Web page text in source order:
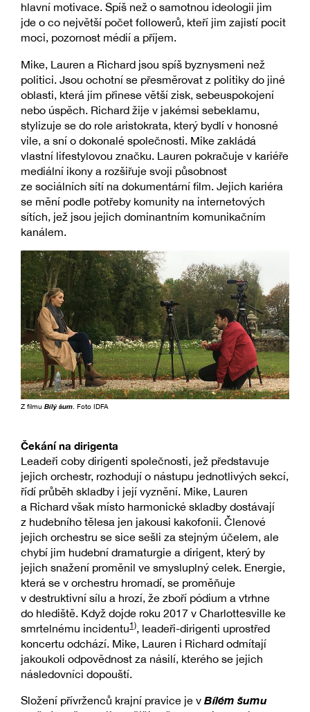
hlavní motivace. Spíš než o samotnou ideologii jim
jde o co největší počet followerů, kteří jim zajistí pocit
moci, pozornost médií a příjem.
Mike, Lauren a Richard jsou spíš byznysmeni než
politici. Jsou ochotní se přesměrovat z politiky do jiné
oblasti, která jim přinese větší zisk, sebeuspokojení
nebo úspěch. Richard žije v jakémsi sebeklamu,
stylizuje se do role aristokrata, který bydlí v honosné
vile, a sní o dokonalé společnosti. Mike zakládá
vlastní lifestylovou značku. Lauren pokračuje v kariéře
mediální ikony a rozšiřuje svoji působnost
ze sociálních sítí na dokumentární film. Jejich kariéra
se mění podle potřeby komunity na internetových
sítích, jež jsou jejich dominantním komunikačním
kanálem.
Z filmu Bílý šum . Foto IDFA
Čekání na dirigenta
Leadeři coby dirigenti společnosti, jež představuje
jejich orchestr, rozhodují o nástupu jednotlivých sekcí,
řídí průběh skladby i její vyznění. Mike, Lauren
a Richard však místo harmonické skladby dostávají
z hudebního tělesa jen jakousi kakofonii. Členové
jejich orchestru se sice sešli za stejným účelem, ale
chybí jim hudební dramaturgie a dirigent, který by
jejich snažení proměnil ve smysluplný celek. Energie,
která se v orchestru hromadí, se proměňuje
v destruktivní sílu a hrozí, že zboří pódium a vtrhne
do hlediště. Když dojde roku 2017 v Charlottesville ke
smrtelnému incidentu1), leadeři-dirigenti uprostřed
koncertu odchází. Mike, Lauren i Richard odmítají
jakoukoli odpovědnost za násilí, kterého se jejich
následovníci dopouští.
Složení přívrženců krajní pravice je v Bílém šumu